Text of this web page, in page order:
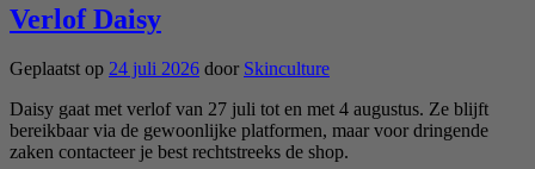
Verlof Daisy
Geplaatst op 24 juli 2026 door Skinculture
Daisy gaat met verlof van 27 juli tot en met 4 augustus. Ze blijft
bereikbaar via de gewoonlijke platformen, maar voor dringende
zaken contacteer je best rechtstreeks de shop.